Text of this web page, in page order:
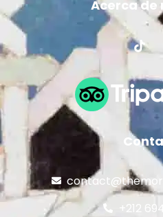
Acerca de
+212